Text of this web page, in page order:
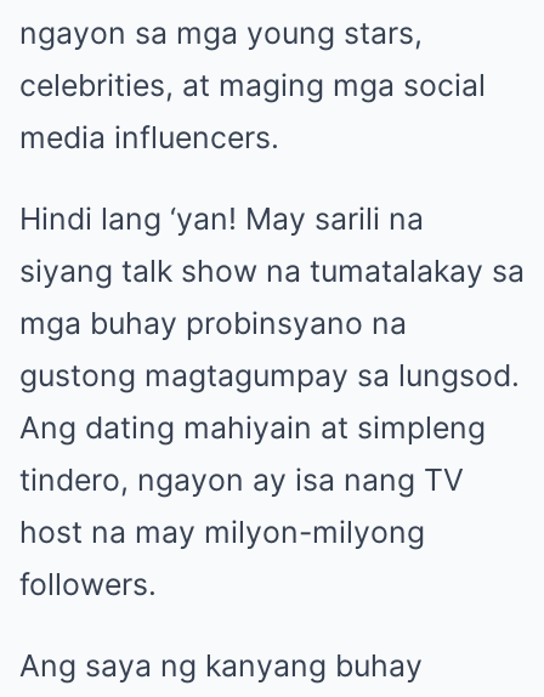
ngayon sa mga young stars,
celebrities, at maging mga social
media influencers.
Hindi lang ‘yan! May sarili na
siyang talk show na tumatalakay sa
mga buhay probinsyano na
gustong magtagumpay sa lungsod.
Ang dating mahiyain at simpleng
tindero, ngayon ay isa nang TV
host na may milyon-milyong
followers.
Ang saya ng kanyang buhay